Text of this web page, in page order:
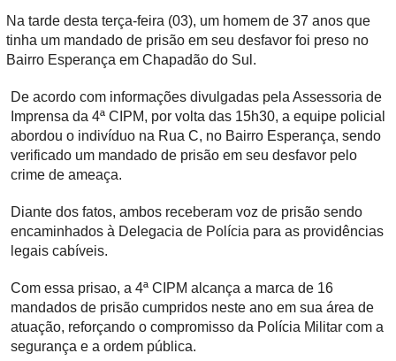
Na tarde desta terça-feira (03), um homem de 37 anos que
tinha um mandado de prisão em seu desfavor foi preso no
Bairro Esperança em Chapadão do Sul.
De acordo com informações divulgadas pela Assessoria de
Imprensa da 4ª CIPM, por volta das 15h30, a equipe policial
abordou o indivíduo na Rua C, no Bairro Esperança, sendo
verificado um mandado de prisão em seu desfavor pelo
crime de ameaça.
Diante dos fatos, ambos receberam voz de prisão sendo
encaminhados à Delegacia de Polícia para as providências
legais cabíveis.
Com essa prisao, a 4ª CIPM alcança a marca de 16
mandados de prisão cumpridos neste ano em sua área de
atuação, reforçando o compromisso da Polícia Militar com a
segurança e a ordem pública.